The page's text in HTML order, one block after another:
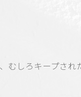
むしろキープされ